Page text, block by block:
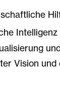
Vision